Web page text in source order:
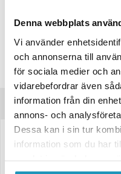
Denna webbplats
Vi använder
och annonserna till
för sociala medier och
vidarebefordrar även
information från din
annons- och
Dessa kan i sin tur
information som du har
Leverans- &
Spara produkt
Frågor om produkten?
Produktinformation
3172025
Prisvärd Vit LED